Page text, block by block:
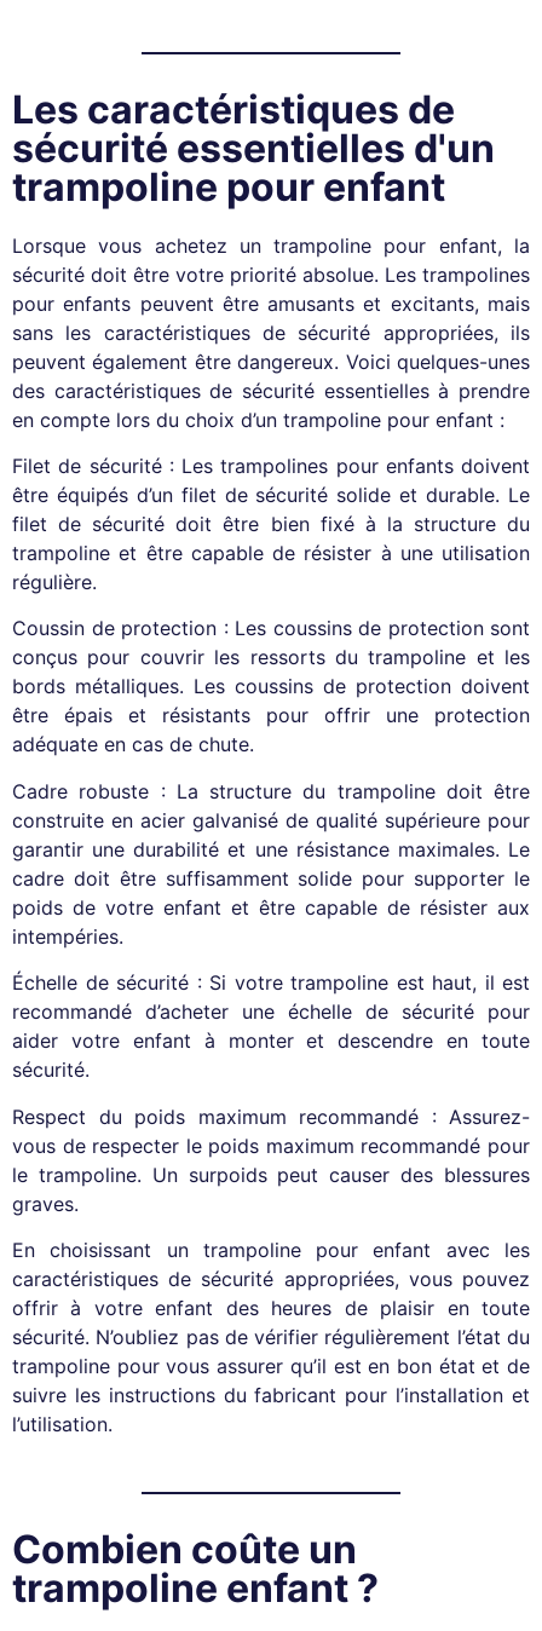
Les caractéristiques de
sécurité essentielles d'un
trampoline pour enfant
Lorsque vous achetez un trampoline pour enfant, la
sécurité doit être votre priorité absolue. Les trampolines
pour enfants peuvent être amusants et excitants, mais
sans les caractéristiques de sécurité appropriées, ils
peuvent également être dangereux. Voici quelques-unes
des caractéristiques de sécurité essentielles à prendre
en compte lors du choix d’un trampoline pour enfant :
Filet de sécurité : Les trampolines pour enfants doivent
être équipés d’un filet de sécurité solide et durable. Le
filet de sécurité doit être bien fixé à la structure du
trampoline et être capable de résister à une utilisation
régulière.
Coussin de protection : Les coussins de protection sont
conçus pour couvrir les ressorts du trampoline et les
bords métalliques. Les coussins de protection doivent
être épais et résistants pour offrir une protection
adéquate en cas de chute.
Cadre robuste : La structure du trampoline doit être
construite en acier galvanisé de qualité supérieure pour
garantir une durabilité et une résistance maximales. Le
cadre doit être suffisamment solide pour supporter le
poids de votre enfant et être capable de résister aux
intempéries.
Échelle de sécurité : Si votre trampoline est haut, il est
recommandé d’acheter une échelle de sécurité pour
aider votre enfant à monter et descendre en toute
sécurité.
Respect du poids maximum recommandé : Assurez-
vous de respecter le poids maximum recommandé pour
le trampoline. Un surpoids peut causer des blessures
graves.
En choisissant un trampoline pour enfant avec les
caractéristiques de sécurité appropriées, vous pouvez
offrir à votre enfant des heures de plaisir en toute
sécurité. N’oubliez pas de vérifier régulièrement l’état du
trampoline pour vous assurer qu’il est en bon état et de
suivre les instructions du fabricant pour l’installation et
l’utilisation.
Combien coûte un
trampoline enfant ?